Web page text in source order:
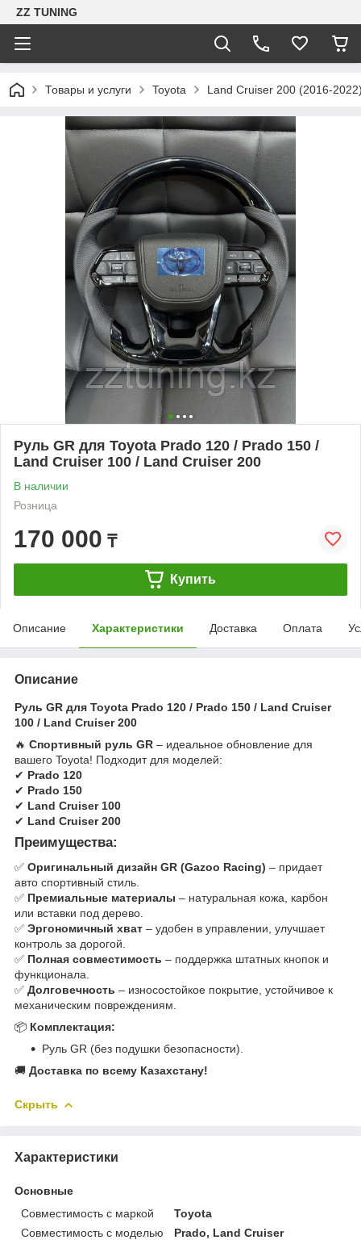
ZZ TUNING
Товары и услуги Toyota Land Cruiser 200 (2016-
Руль GR для Toyota Prado 120 / Prado 150 /
Land Cruiser 100 / Land Cruiser 200
В наличии
Розница
170 000 ₸
Купить
Описание Характеристики Доставка Оплата
Описание
Руль GR для Toyota Prado 120 / Prado 150 / Land Cruiser
100 / Land Cruiser 200
🔥 Спортивный руль GR – идеальное обновление для
вашего Toyota! Подходит для моделей:
✔ Prado 120
✔ Prado 150
✔ Land Cruiser 100
✔ Land Cruiser 200
Преимущества:
✅ Оригинальный дизайн GR (Gazoo Racing) – придает
авто спортивный стиль.
✅ Премиальные материалы – натуральная кожа, карбон
или вставки под дерево.
✅ Эргономичный хват – удобен в управлении, улучшает
контроль за дорогой.
✅ Полная совместимость – поддержка штатных кнопок и
функционала.
✅ Долговечность – износостойкое покрытие, устойчивое к
механическим повреждениям.
📦 Комплектация:
Руль GR (без подушки безопасности).
🚚 Доставка по всему Казахстану!
Скрыть
Характеристики
Основные
Совместимость с маркой
Toyota
Совместимость с моделью
Prado, Land Cruiser